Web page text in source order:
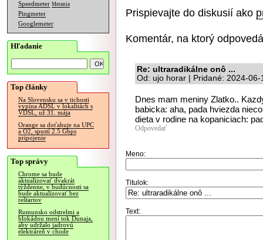
Speedmeter Merania
Pingmeter
Googlemeter
Hľadanie
Top články
Na Slovensku sa v tichosti
vypína ADSL v lokalitách s
VDSL, už 31. mája
Orange sa doťahuje na UPC
a O2, spustí 2.5 Gbps
pripojenie
Top správy
Chrome sa bude
aktualizovať dvakrát
týždenne, v budúcnosti sa
bude aktualizovať bez
reštartov
Rumunsko odstrelmi a
blokádou mení tok Dunaja,
aby udržalo jadrovú
elektráreň v chode
Prispievajte do diskusií ako
Komentár, na ktorý
Re: ultraradikálne onô ...
Od: ujo horar | Pridané: 2024-06-
Dnes mam meniny Zlatko..
babicka: aha, pada hviezda
dieta v rodine na kopaniciach:
Odpovedať
Meno:
Titulok:
Text: